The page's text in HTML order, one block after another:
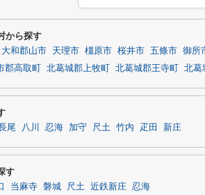
から探す
大和郡山市 天理市 橿原市 桜井市 五條市 御所
郡高取町 北葛城郡上牧町 北葛城郡王寺町 北葛
尾 八川 忍海 加守 尺土 竹内 疋田 新庄
す
当麻寺 磐城 尺土 近鉄新庄 忍海